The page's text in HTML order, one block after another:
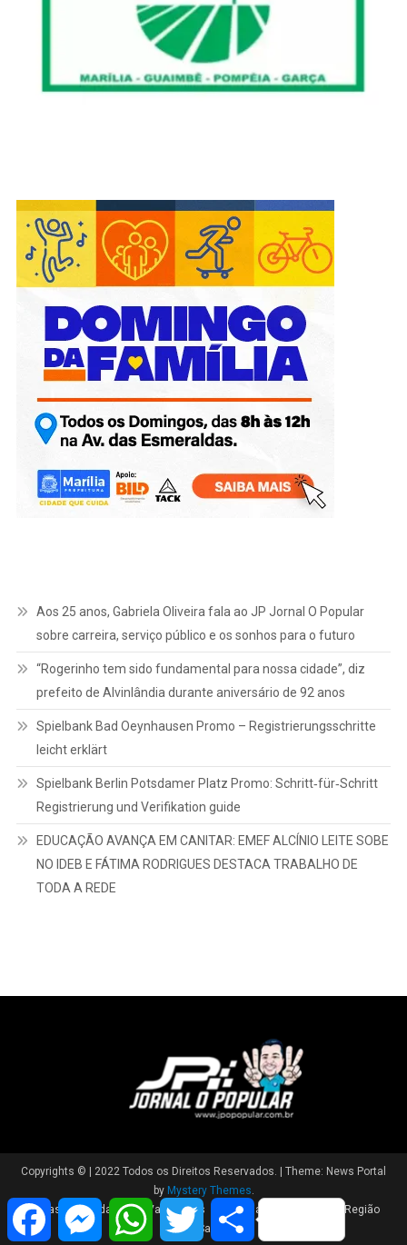
Aos 25 anos, Gabriela Oliveira fala ao JP Jornal O Popular
sobre carreira, serviço público e os sonhos para o futuro
“Rogerinho tem sido fundamental para nossa cidade”, diz
prefeito de Alvinlândia durante aniversário de 92 anos
Spielbank Bad Oeynhausen Promo – Registrierungsschritte
leicht erklärt
Spielbank Berlin Potsdamer Platz Promo: Schritt‑für‑Schritt
TODA A REDE
FacebookMessengerWhatsAppTwitter Share